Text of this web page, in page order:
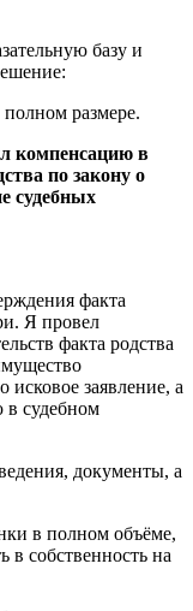
базу и
полном размере.
компенсацию в
по закону о
судебных
факта
Я провел
факта родства
заявление, а
в судебном
документы, а
в полном объёме,
собственность на